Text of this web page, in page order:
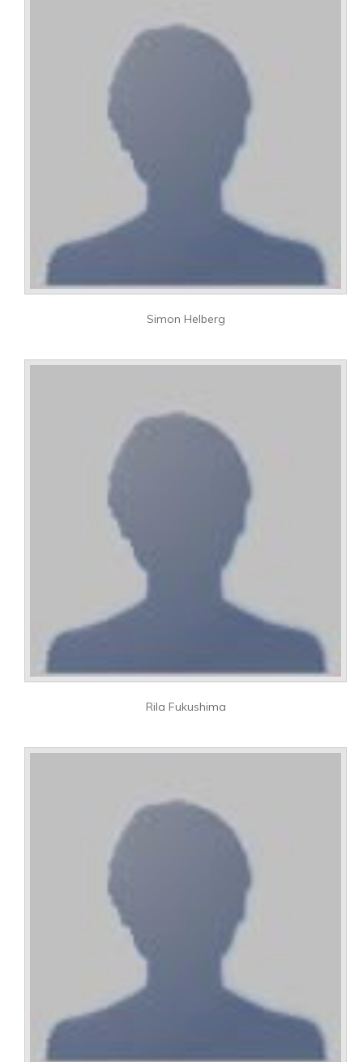
Simon Helberg
Rila Fukushima